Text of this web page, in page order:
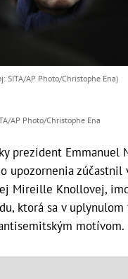
SITA/AP Photo/Christophe Ena)
AP Photo/Christophe Ena
prezident Emmanuel
upozornenia zúčastnil
Mireille Knollovej,
ktorá sa v
motívom.